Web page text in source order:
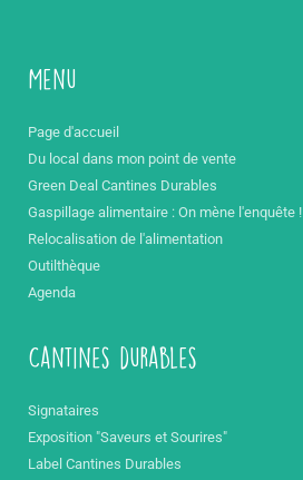
Menu
Page d'accueil
Du local dans mon point de vente
Green Deal Cantines Durables
Gaspillage alimentaire : On mène l'enquête !
Relocalisation de l'alimentation
Outilthèque
Agenda
Cantines durables
Signataires
Exposition "Saveurs et Sourires"
Label Cantines Durables